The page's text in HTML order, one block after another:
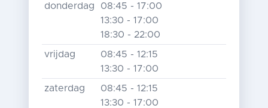
donderdag
08:45 - 17:00
13:30 - 17:00
18:30 - 22:00
vrijdag
08:45 - 12:15
13:30 - 17:00
zaterdag
08:45 - 12:15
13:30 - 17:00